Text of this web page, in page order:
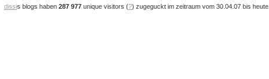
dissis blogs haben 287 977 unique visitors (?) zugeguckt im zeitraum vom 30.04.07 bis heute.